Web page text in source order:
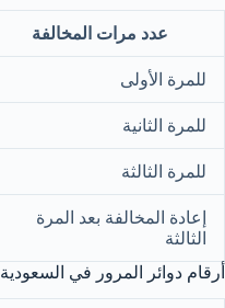
عدد مرات المخالفة
للمرة الأولى
للمرة الثانية
للمرة الثالثة
إعادة المخالفة بعد المرة
الثالثة
أرقام دوائر المرور في السعودية